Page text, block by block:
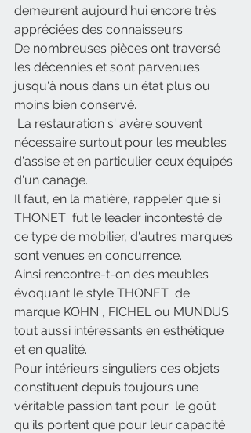
demeurent aujourd'hui encore très
appréciées des connaisseurs.
De nombreuses pièces ont traversé
les décennies et sont parvenues
jusqu'à nous dans un état plus ou
moins bien conservé.
nécessaire surtout pour les meubles
d'assise et en particulier ceux équipés
d'un canage.
Il faut, en la matière, rappeler que si
THONET  fut le leader incontesté de
ce type de mobilier, d'autres marques
sont venues en concurrence.
Ainsi rencontre-t-on des meubles
évoquant le style THONET  de
marque KOHN , FICHEL ou MUNDUS
tout aussi intéressants en esthétique
et en qualité.
Pour intérieurs singuliers ces objets
constituent depuis toujours une
véritable passion tant pour  le goût
qu'ils portent que pour leur capacité